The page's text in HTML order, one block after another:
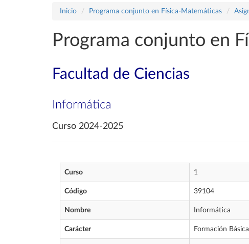
Inicio Programa conjunto en Física-Matemáticas
Programa conjunto en
Facultad de Ciencias
Informática
Curso 2024-2025
Curso 1
Código 39104
Nombre Informática
Carácter Formación Básica